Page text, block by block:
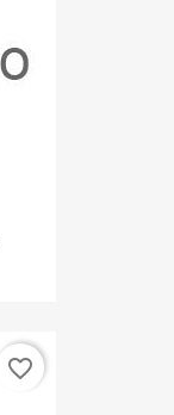
favorite_border